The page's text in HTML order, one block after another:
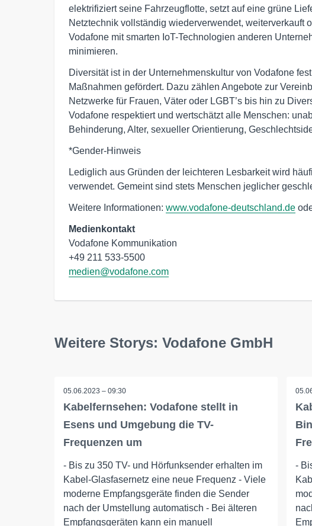
elektrifiziert seine Fahrzeugflotte, setzt auf eine grüne
Netztechnik vollständig wiederverwendet, weiterverkauft
Vodafone mit smarten IoT-Technologien anderen
minimieren.
Diversität ist in der Unternehmenskultur von Vodafone
Maßnahmen gefördert. Dazu zählen Angebote zur
Netzwerke für Frauen, Väter oder LGBT’s bis hin zu
Vodafone respektiert und wertschätzt alle Menschen:
Behinderung, Alter, sexueller Orientierung,
*Gender-Hinweis
Lediglich aus Gründen der leichteren Lesbarkeit wird
verwendet. Gemeint sind stets Menschen jeglicher
Weitere Informationen: www.vodafone-deutschland.de
Medienkontakt
Vodafone Kommunikation
medien@vodafone.com
Weitere Storys: Vodafone GmbH
05.06.2023 – 09:30
Kabelfernsehen: Vodafone stellt in
Esens und Umgebung die TV-
Frequenzen um
- Bis zu 350 TV- und Hörfunksender erhalten im
Kabel-Glasfasernetz eine neue Frequenz - Viele
moderne Empfangsgeräte finden die Sender
nach der Umstellung automatisch - Bei älteren
Empfangsgeräten kann ein manuell
-